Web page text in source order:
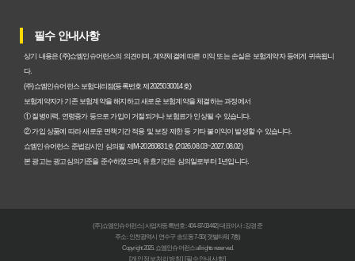
암보험비갱신형, 평생 고정 보험료의 숨겨진 가치와 현명한
선택 기준
암보험 비갱신형, 왜 지금 선택해야 할까요? 미래 보험료 걱
정 끝내는 방법
갱신형 vs 비갱신형 암보험, 당신에게 더 유리한 선택은? 완
필수 안내사항
상기 내용은 (주)쇼엠인슈어런스의 의견이며, 계약체결에 따른 이익 또는 손실은 보험계약자 등에게 귀속됩니
다.
(주)쇼엠인슈어런스 보험대리점(등록번호 제2025030014호)
보험계약자가 기존 보험계약을 해지하고 새로운 보험계약을 체결하는 과정에서
① 질병이력, 연령증가 등으로 가입이 거절되거나 보험료가 인상될 수 있습니다.
② 가입 상품에 따라 새로운 면책기간 적용 및 보장 제한 등 기타 불이익이 발생할 수 있습니다.
쇼엠인슈어런스 준법감시인 심의필 제M-20260831호 (2026.08.03~2027.08.02)
본 광고는 광고심의기준을 준수하였으며, 유효기간은 심의일로부터 1년입니다.
(주)쇼엠인슈어런스 | 사업자등록번호 : 404-87-03442 | 대표이사 : 강경준
주소 : 인천광역시 연수구 송도동 7-50 (갯벌타워 7층)
Copyright 2025. 쇼엠인슈어런스 all rights reserved.
[개인정보처리방침] [필수안내사항]